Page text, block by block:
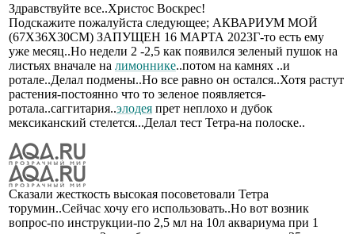
Здравствуйте все..Христос Воскрес!
Подскажите пожалуйста следующее; АКВАРИУМ МОЙ
(67Х36Х30СМ) ЗАПУЩЕН 16 МАРТА 2023Г-то есть ему
уже месяц..Но недели 2 -2,5 как появился зеленый пушок на
листьях вначале на лимоннике..потом на камнях ..и
ротале..Делал подмены..Но все равно он остался..Хотя растут
растения-постоянно что то зеленое появляется-
ротала..саггитария..элодея прет неплохо и дубок
мексиканский стелется...Делал тест Тетра-на полоске..
Сказали жесткость высокая посоветовали Тетра
торумин..Сейчас хочу его использовать..Но вот возник
вопрос-по инструкции-по 2,5 мл на 10л аквариума при 1